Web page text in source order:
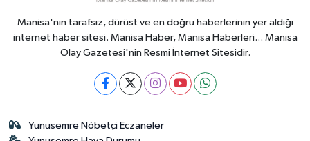
Manisa'nın tarafsız, dürüst ve en doğru haberlerinin yer aldığı
internet haber sitesi. Manisa Haber, Manisa Haberleri... Manisa
Olay Gazetesi'nin Resmi İnternet Sitesidir.
Yunusemre Nöbetçi Eczaneler